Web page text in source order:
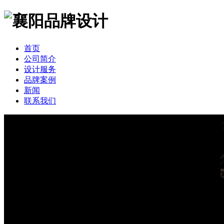
首页
公司简介
设计服务
品牌案例
新闻
联系我们